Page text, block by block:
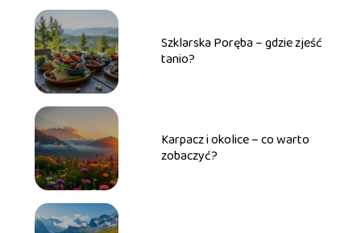
Szklarska Poręba – gdzie zjeść
tanio?
Karpacz i okolice – co warto
zobaczyć?